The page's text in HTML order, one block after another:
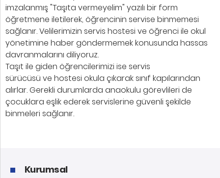
imzalanmış "Taşıta vermeyelim" yazılı bir form
öğretmene iletilerek, öğrencinin servise binmemesi
sağlanır. Velilerimizin servis hostesi ve öğrenci ile okul
yönetimine haber göndermemek konusunda hassas
davranmalarını diliyoruz.
Taşıt ile giden öğrencilerimizi ise servis
sürücüsü ve hostesi okula çıkarak sınıf kapılarından
alırlar. Gerekli durumlarda anaokulu görevlileri de
çocuklara eşlik ederek servislerine güvenli şekilde
binmeleri sağlanır.
Kurumsal